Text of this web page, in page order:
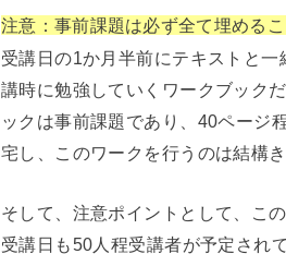
注意：事前課題は必ず全て埋めるこ
受講日の1か月半前にテキストと
講時に勉強していくワークブック
ックは事前課題であり、40ページ
宅し、このワークを行うのは結構
そして、注意ポイントとして、こ
受講日も50人程受講者が予定され